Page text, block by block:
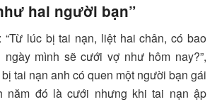
hai người bạn”
“Từ lúc bị tai nạn, liệt hai chân, có bao
mình sẽ cưới vợ như hôm nay?”,
tai nạn anh có quen một người bạn gái
năm đó là cưới nhưng khi tai nạn ập